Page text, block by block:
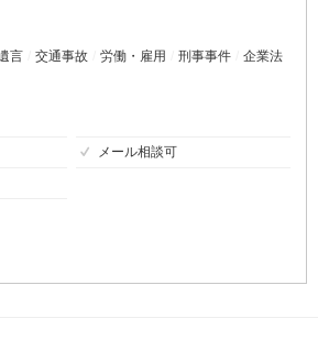
言 交通事故 労働・雇用 刑事事件
企業法
メール相談可